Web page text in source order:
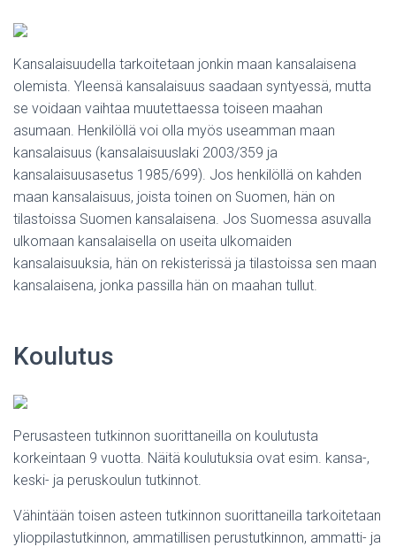
Kansalaisuudella tarkoitetaan jonkin maan kansalaisena
olemista. Yleensä kansalaisuus saadaan syntyessä, mutta
se voidaan vaihtaa muutettaessa toiseen maahan
asumaan. Henkilöllä voi olla myös useamman maan
kansalaisuus (kansalaisuuslaki 2003/359 ja
kansalaisuusasetus 1985/699). Jos henkilöllä on kahden
maan kansalaisuus, joista toinen on Suomen, hän on
tilastoissa Suomen kansalaisena. Jos Suomessa asuvalla
ulkomaan kansalaisella on useita ulkomaiden
kansalaisuuksia, hän on rekisterissä ja tilastoissa sen maan
kansalaisena, jonka passilla hän on maahan tullut.
Koulutus
Perusasteen tutkinnon suorittaneilla on koulutusta
korkeintaan 9 vuotta. Näitä koulutuksia ovat esim. kansa-,
keski- ja peruskoulun tutkinnot.
Vähintään toisen asteen tutkinnon suorittaneilla tarkoitetaan
ylioppilastutkinnon, ammatillisen perustutkinnon, ammatti- ja